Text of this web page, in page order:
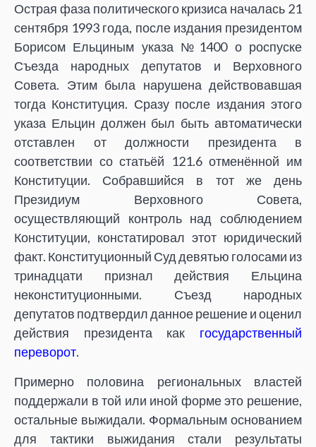
Острая фаза политического кризиса началась 21
сентября 1993 года, после издания президентом
Борисом Ельциным указа №1400 о роспуске
Съезда народных депутатов и Верховного
Совета. Этим была нарушена действовавшая
тогда Конституция. Сразу после издания этого
указа Ельцин должен был быть автоматически
отставлен от должности президента в
соответствии со статьёй 121.6 отменённой им
Конституции. Собравшийся в тот же день
Президиум Верховного Совета,
осуществляющий контроль над соблюдением
Конституции, констатировал этот юридический
факт. Конституционный Суд девятью голосами из
тринадцати признал действия Ельцина
неконституционными. Съезд народных
депутатов подтвердил данное решение и оценил
действия президента как государственный
переворот.
Примерно половина региональных властей
поддержали в той или иной форме это решение,
остальные выжидали. Формальным основанием
для тактики выжидания стали результаты